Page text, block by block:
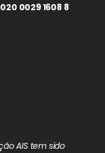
0029 1608 8
AIS tem sido